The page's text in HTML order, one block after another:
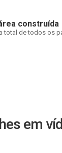
construída
total de todos os
em